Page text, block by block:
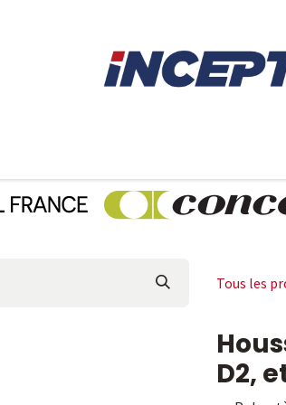
Tous les
D2,